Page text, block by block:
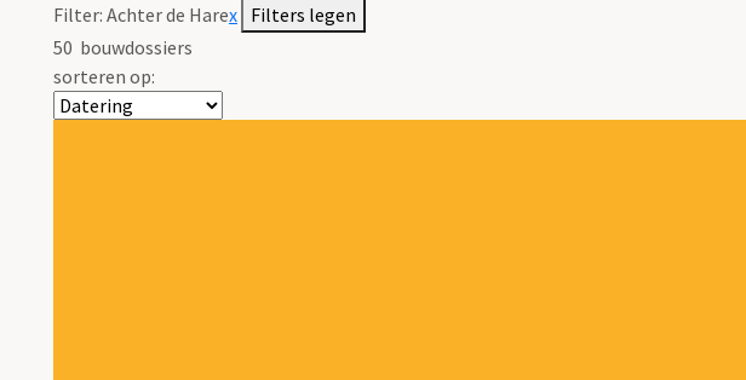
Filter: Achter de Harex Filters legen
50 bouwdossiers
sorteren op: